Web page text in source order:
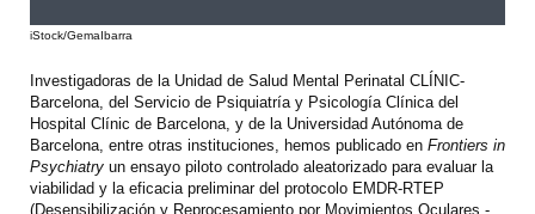
iStock/GemaIbarra
Investigadoras de la Unidad de Salud Mental Perinatal CLÍNIC-
Barcelona, del Servicio de Psiquiatría y Psicología Clínica del
Hospital Clínic de Barcelona, y de la Universidad Autónoma de
Barcelona, entre otras instituciones, hemos publicado en Frontiers in
Psychiatry un ensayo piloto controlado aleatorizado para evaluar la
viabilidad y la eficacia preliminar del protocolo EMDR-RTEP
(Desensibilización y Reprocesamiento por Movimientos Oculares -